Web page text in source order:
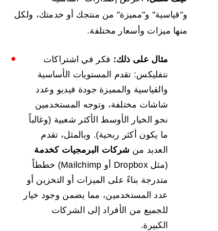
و"قياسية" و"مميزة" من منتجك أو خدمتك، ولكل
منها ميزات وأسعار مختلفة.
مثال على ذلك: فكر في اشتراكات
نتفليكس: تقدم المستويات الأساسية
والقياسية والمميزة جودة فيديو وعدد
شاشات مختلفة، وتوجه المستخدمين
نحو الخيار الأوسط الأكثر شعبية (وغالباً
ما يكون أكثر ربحية). وبالمثل، تقدم
العديد من شركات البرمجيات كخدمة
(مثل Dropbox أو Mailchimp) خططاً
متدرجة بناءً على الميزات أو التخزين أو
عدد المستخدمين، مما يضمن وجود خيار
للجميع من الأفراد إلى الشركات
الكبيرة.